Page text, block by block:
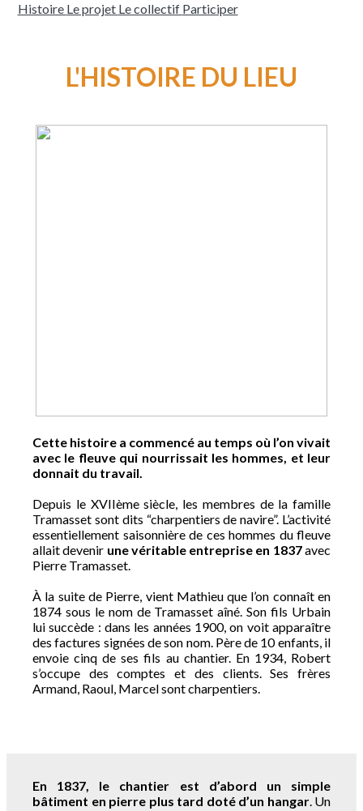
Histoire Le projet Le collectif Participer
L'HISTOIRE DU LIEU
Cette histoire a commencé au temps où l’on vivait
avec le fleuve qui nourrissait les hommes, et leur
donnait du travail.
Depuis le XVIIème siècle, les membres de la famille
Tramasset sont dits “charpentiers de navire”. L’activité
essentiellement saisonnière de ces hommes du fleuve
allait devenir une véritable entreprise en 1837avec
Pierre Tramasset.
À la suite de Pierre, vient Mathieu que l’on connaît en
1874 sous le nom de Tramasset aîné. Son fils Urbain
lui succède : dans les années 1900, on voit apparaître
des factures signées de son nom. Père de 10 enfants, il
envoie cinq de ses fils au chantier. En 1934, Robert
s’occupe des comptes et des clients. Ses frères
Armand, Raoul, Marcel sont charpentiers.
En 1837, le chantier est d’abord un simple
bâtiment en pierre plus tard doté d’un hangar. Un